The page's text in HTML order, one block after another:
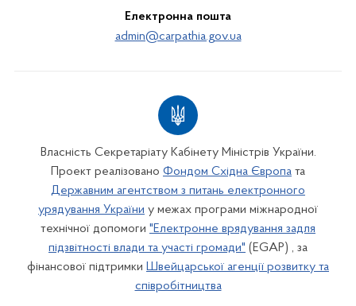
Електронна пошта
admin@carpathia.gov.ua
Власність Секретаріату Кабінету Міністрів України.
Проект реалізовано Фондом Східна Європа та
Державним агентством з питань електронного
урядування України у межах програми міжнародної
технічної допомоги "Електронне врядування задля
підзвітності влади та участі громади" (EGAP) , за
фінансової підтримки Швейцарської агенції розвитку та
співробітництва